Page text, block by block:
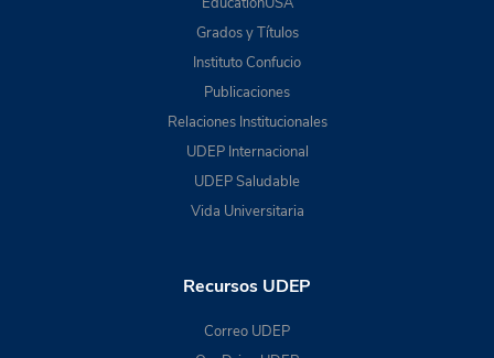
Grados y Títulos
Instituto Confucio
Publicaciones
Relaciones Institucionales
UDEP Internacional
UDEP Saludable
Vida Universitaria
Recursos UDEP
Correo UDEP